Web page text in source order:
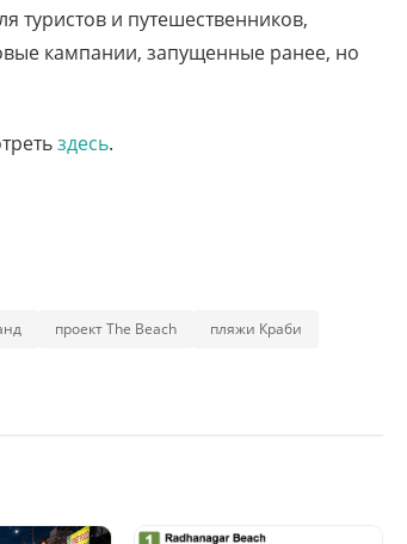
туристов и путешественников,
кампании, запущенные ранее, но
здесь.
проект The Beach
пляжи Краби